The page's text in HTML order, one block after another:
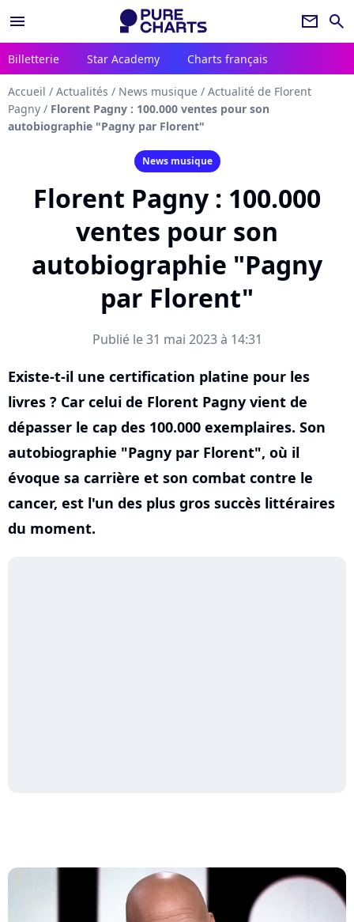
menu newsletter search
Billetterie Star Academy Charts français
Accueil / Actualités / News musique / Actualité de Florent
Pagny / Florent Pagny : 100.000 ventes pour son
autobiographie "Pagny par Florent"
News musique
Florent Pagny : 100.000
ventes pour son
autobiographie "Pagny
par Florent"
Publié le 31 mai 2023 à 14:31
Existe-t-il une certification platine pour les
livres ? Car celui de Florent Pagny vient de
dépasser le cap des 100.000 exemplaires. Son
autobiographie "Pagny par Florent", où il
évoque sa carrière et son combat contre le
cancer, est l'un des plus gros succès littéraires
du moment.